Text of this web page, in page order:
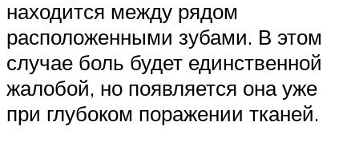
находится между рядом
расположенными зубами. В этом
случае боль будет единственной
жалобой, но появляется она уже
при глубоком поражении тканей.